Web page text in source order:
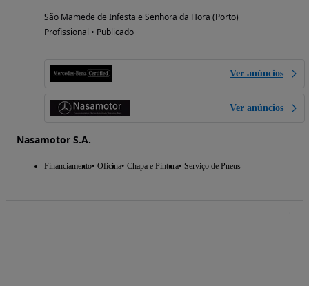
São Mamede de Infesta e Senhora da Hora (Porto)
Profissional • Publicado
Ver anúncios
Ver anúncios
Nasamotor S.A.
Financiamento Oficina Chapa e Pintura Serviço de Pneus